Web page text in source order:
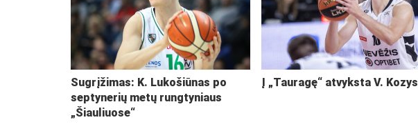
Sugrįžimas: K. Lukošiūnas po
septynerių metų rungtyniaus
„Šiauliuose“
Į „Tauragę“ atvyksta V. Kozys